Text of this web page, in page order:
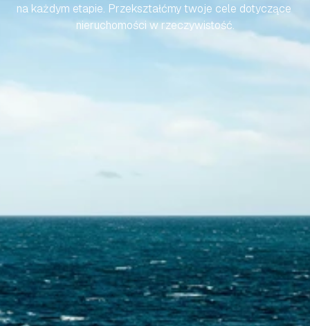
na każdym etapie. Przekształćmy twoje cele dotyczące
nieruchomości w rzeczywistość.
Skontaktuj się z nami